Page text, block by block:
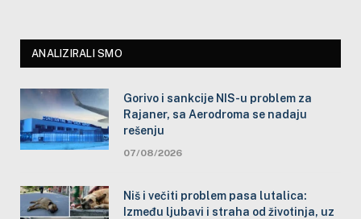
ANALIZIRALI SMO
Gorivo i sankcije NIS-u problem za
Rajaner, sa Aerodroma se nadaju
rešenju
07/08/2026
Niš i večiti problem pasa lutalica:
Između ljubavi i straha od životinja, uz